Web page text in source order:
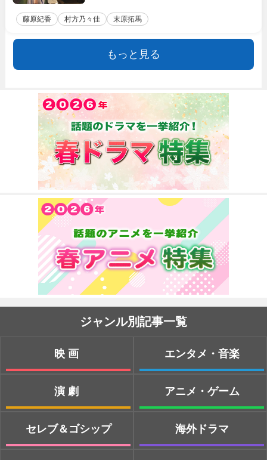
藤原紀香 村方乃々佳 末原拓馬
もっと見る
ジャンル別記事一覧
映画
演劇
セレブ＆ゴシップ
エンタメ・音楽
アニメ・ゲーム
海外ドラマ